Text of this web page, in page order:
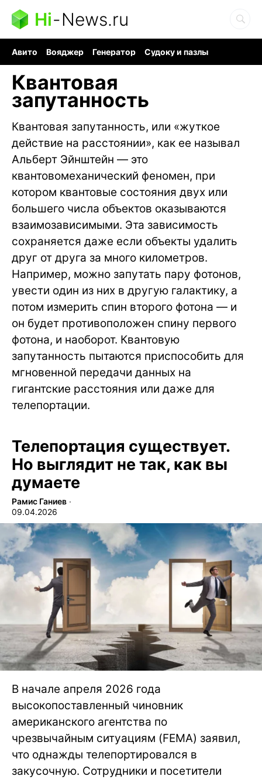
Hi-News.ru
Авито Вояджер Генератор
Судоку и пазлы
Квантовая
запутанность
Квантовая запутанность, или «жуткое
действие на расстоянии», как ее называл
Альберт Эйнштейн — это
квантовомеханический феномен, при
котором квантовые состояния двух или
большего числа объектов оказываются
взаимозависимыми. Эта зависимость
сохраняется даже если объекты удалить
друг от друга за много километров.
Например, можно запутать пару фотонов,
увести один из них в другую галактику, а
потом измерить спин второго фотона — и
он будет противоположен спину первого
фотона, и наоборот. Квантовую
запутанность пытаются приспособить для
мгновенной передачи данных на
гигантские расстояния или даже для
телепортации.
Телепортация существует.
Но выглядит не так, как вы
думаете
Рамис Ганиев ∙
09.04.2026
В начале апреля 2026 года
высокопоставленный чиновник
американского агентства по
чрезвычайным ситуациям (FEMA) заявил,
что однажды телепортировался в
закусочную. Сотрудники и посетители